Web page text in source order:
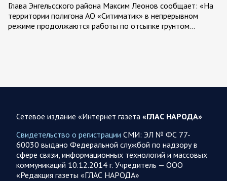
Глава Энгельсского района Максим Леонов сообщает: «На
территории полигона АО «Ситиматик» в непрерывном
режиме продолжаются работы по отсыпке грунтом…
представители группировок «Север», «Запад», «Центр»,
07.08.2026 12:29
Спецоперация
Сводка военных действий от Минобороны РФ 7
Сетевое издание «Интернет газета «ГЛАС НАРОДА»
Свидетельство о регистрации СМИ: ЭЛ № ФС 77-
60030 выдано Федеральной службой по надзору в
сфере связи, информационных технологий и массовых
коммуникаций 10.12.2014 г. Учредитель — ООО
«Редакция газеты «ГЛАС НАРОДА»